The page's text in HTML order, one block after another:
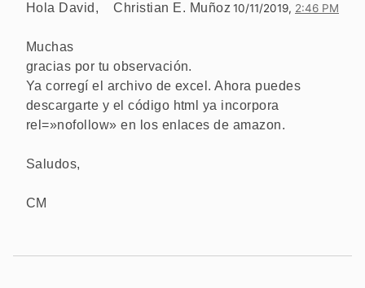
Christian E. Muñoz 10/11/2019, 2:46 PM
Hola David,
Muchas
gracias por tu observación.
Ya corregí el archivo de excel. Ahora puedes
descargarte y el código html ya incorpora
rel=»nofollow» en los enlaces de amazon.
Saludos,
CM